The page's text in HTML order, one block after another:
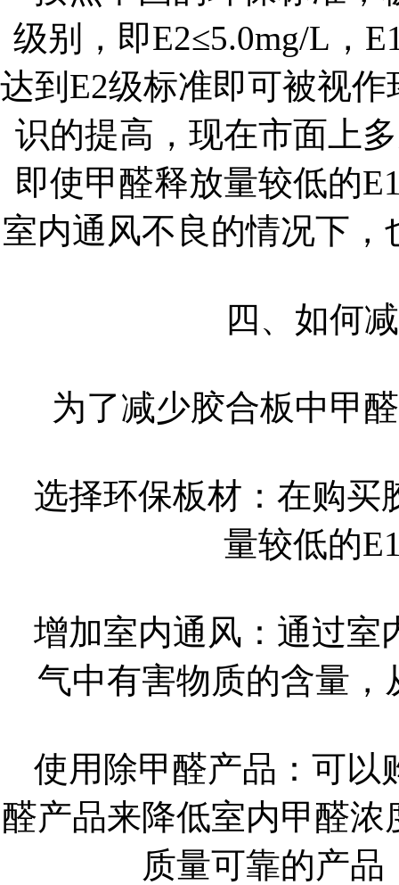
级别，即E2≤5.0mg/L，
达到E2级标准即可被视
识的提高，现在市面上
即使甲醛释放量较低的
室内通风不良的情况下
四、如何
为了减少胶合板中甲
选择环保板材：在购买
量较低的
增加室内通风：通过室
气中有害物质的含量
使用除甲醛产品：可以
醛产品来降低室内甲醛
质量可靠的产